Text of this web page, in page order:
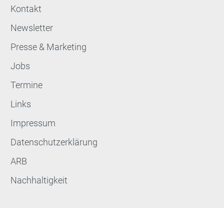
Kontakt
Newsletter
Presse & Marketing
Jobs
Termine
Links
Impressum
Datenschutzerklärung
ARB
Nachhaltigkeit